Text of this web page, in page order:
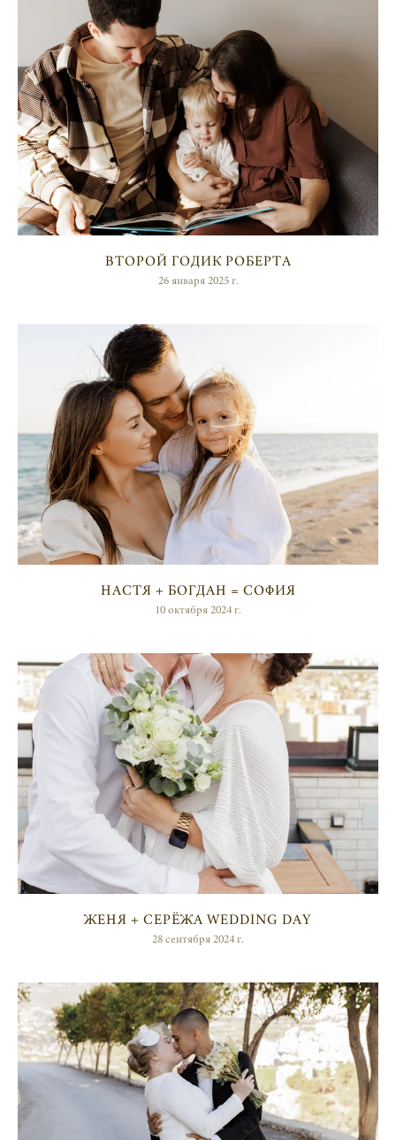
ВТОРОЙ ГОДИК РОБЕРТА
26 января 2025 г.
НАСТЯ + БОГДАН = СОФИЯ
10 октября 2024 г.
ЖЕНЯ + СЕРЁЖА WEDDING DAY
28 сентября 2024 г.